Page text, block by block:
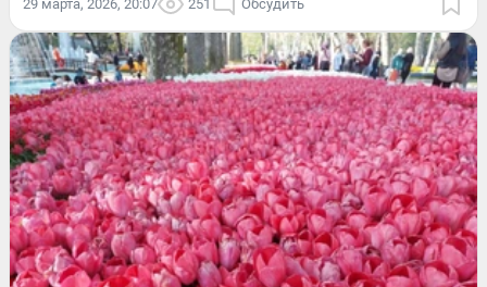
29 марта, 2026, 20:07 251 Обсудить